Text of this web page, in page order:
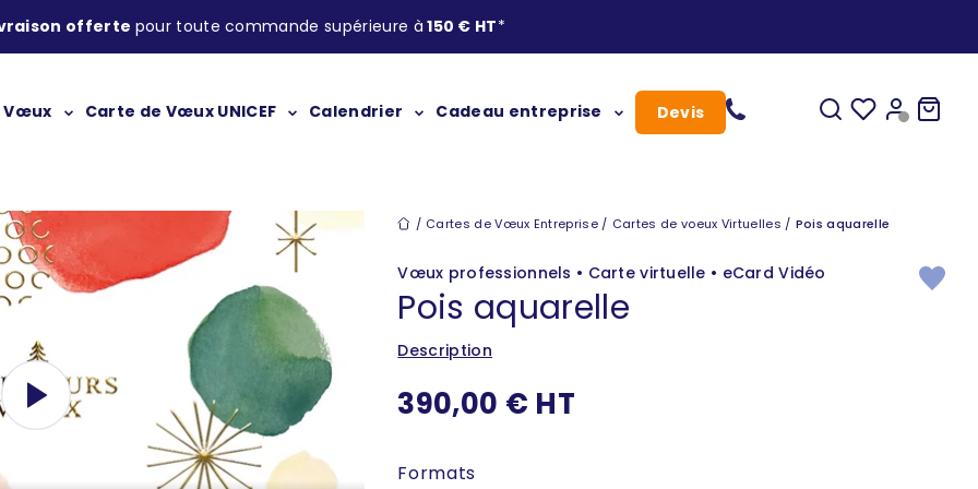
offerte pour toute commande supérieure à 150 € HT*
Vœux Carte de Vœux UNICEF Calendrier Cadeau entreprise Devis Ouvrir la
Vos favoris
Ouvrir le
Voir le
Cartes de vœux
Cartes de Vœux Entreprise Cartes de voeux Virtuelles Pois aquarelle
Vœux professionnels • Carte virtuelle • eCard Vidéo
Pois aquarelle
Description
Prix de vente
390,00 € HT
Formats